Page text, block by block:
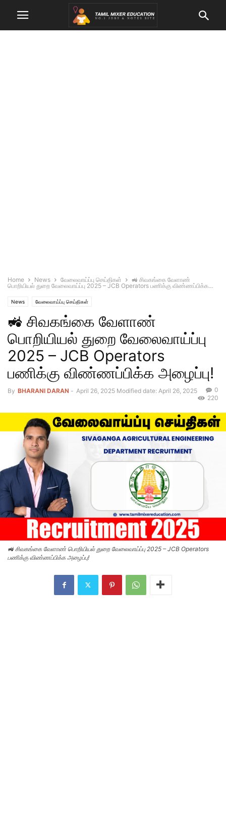
Home News வேலைவாய்ப்பு செய்திகள்
🚜 சிவகங்கை வேளாண்
பொறியியல் துறை வேலைவாய்ப்பு 2025 – JCB Operators பணிக்கு விண்ணப்பிக்க...
News வேலைவாய்ப்பு செய்திகள்
🚜 சிவகங்கை வேளாண்
பொறியியல் துறை வேலைவாய்ப்பு
2025 – JCB Operators
பணிக்கு விண்ணப்பிக்க அழைப்பு!
By BHARANI DARAN - April 26, 2025 Modified date: April 26, 2025
0
220
🚜 சிவகங்கை வேளாண் பொறியியல் துறை வேலைவாய்ப்பு 2025 – JCB Operators
பணிக்கு விண்ணப்பிக்க அழைப்பு!